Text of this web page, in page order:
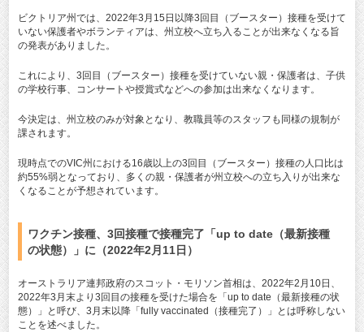
ビクトリア州では、2022年3月15日以降3回目（ブースター）接種を受けて
いない保護者やボランティアは、州立校へ立ち入ることが出来なくなる旨
の発表がありました。
これにより、3回目（ブースター）接種を受けていない親・保護者は、子供
の学校行事、コンサートや授賞式などへの参加は出来なくなります。
今決定は、州立校のみが対象となり、教職員等のスタッフも同様の規制が
課されます。
現時点でのVIC州における16歳以上の3回目（ブースター）接種の人口比は
約55%弱となっており、多くの親・保護者が州立校への立ち入りが出来な
くなることが予想されています。
ワクチン接種、3回接種で接種完了「up to date（最新接種
の状態）」に（2022年2月11日）
オーストラリア連邦政府のスコット・モリソン首相は、2022年2月10日、
2022年3月末より3回目の接種を受けた場合を「up to date（最新接種の状
態）」と呼び、3月末以降「fully vaccinated（接種完了）」とは呼称しない
ことを述べました。